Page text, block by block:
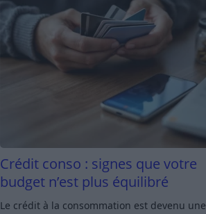
Crédit conso : signes que votre
budget n’est plus équilibré
Le crédit à la consommation est devenu une